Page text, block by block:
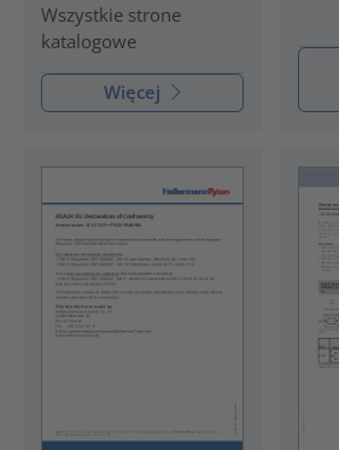
Wszystkie strone
katalogowe
Więcej